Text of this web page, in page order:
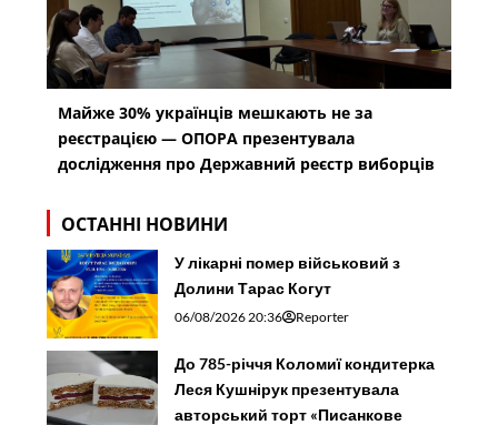
Майже 30% українців мешкають не за
реєстрацією — ОПОРА презентувала
дослідження про Державний реєстр виборців
ОСТАННІ НОВИНИ
У лікарні помер військовий з
Долини Тарас Когут
06/08/2026 20:36 Reporter
До 785-річчя Коломиї кондитерка
Леся Кушнірук презентувала
авторський торт «Писанкове